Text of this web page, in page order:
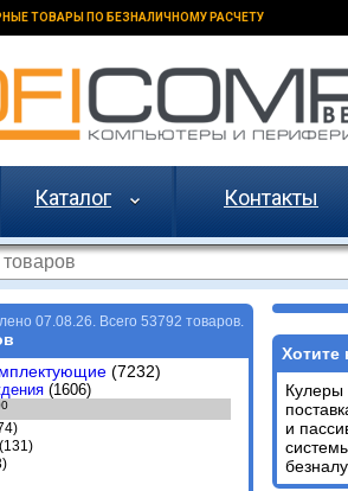
ТОВАРЫ ПО БЕЗНАЛИЧНОМУ РАСЧЕТУ
Каталог Контакты
07.08.26. Всего 53792 товаров.
(7232)
(1606)
Хотите
и